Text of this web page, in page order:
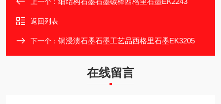
返回列表
下一个： 铜浸渍石墨石墨工艺品西格里石墨EK3205
在线留言